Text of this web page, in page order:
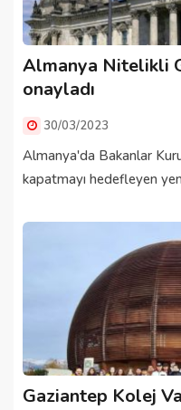
Almanya Nitelikli
onayladı
30/03/2023
Almanya'da Bakanlar
kapatmayı hedefleyen
Gaziantep Kolej